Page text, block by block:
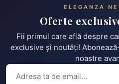
ELEGANZA
Oferte
Fii primul care află despre
exclusive și noutăți!
noastre